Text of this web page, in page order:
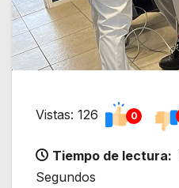
Vistas: 126 0
Tiempo de lectura:
Segundos